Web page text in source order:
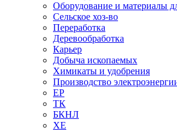
Оборудование и материалы
Сельское хоз-во
Переработка
Деревообработка
Карьер
Добыча ископаемых
Химикаты и удобрения
Производство
EP
ТК
БКНЛ
XE